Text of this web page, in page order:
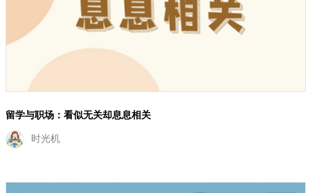
留学与职场：看似无关却息息相关
时光机